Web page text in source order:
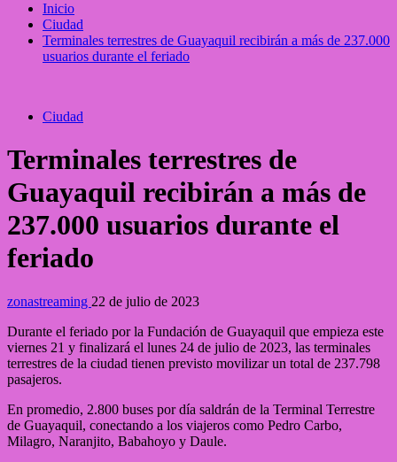
Inicio
Ciudad
Terminales terrestres de Guayaquil recibirán a más de 237.000
usuarios durante el feriado
Ciudad
Terminales terrestres de
Guayaquil recibirán a más de
237.000 usuarios durante el
feriado
zonastreaming 22 de julio de 2023
Durante el feriado por la Fundación de Guayaquil que empieza este
viernes 21 y finalizará el lunes 24 de julio de 2023, las terminales
terrestres de la ciudad tienen previsto movilizar un total de 237.798
pasajeros.
En promedio, 2.800 buses por día saldrán de la Terminal Terrestre
de Guayaquil, conectando a los viajeros como Pedro Carbo,
Milagro, Naranjito, Babahoyo y Daule.